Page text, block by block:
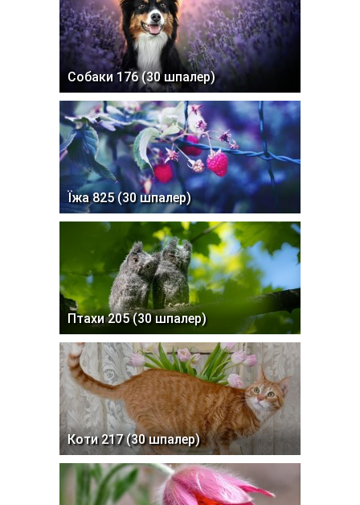
Собаки 176 (30 шпалер)
Їжа 825 (30 шпалер)
Птахи 205 (30 шпалер)
Коти 217 (30 шпалер)